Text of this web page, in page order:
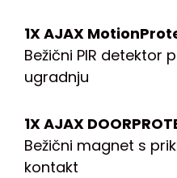
1X AJAX
Bežični PIR detektor
ugradnju
1X AJAX
Bežični magnet s
kontakt